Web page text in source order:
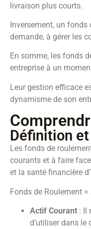
livraison plus courts.
Inversement, un fonds
demande, à gérer les
En somme, les fonds
entreprise à un
Leur gestion efficace
dynamisme de son
Définition
Les fonds de
courants et à faire
et la santé financière
Fonds de Roulement
Actif Courant : Il
d’utiliser dans le